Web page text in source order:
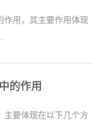
作用，其主要作用体现
的作用
主要体现在以下几个方